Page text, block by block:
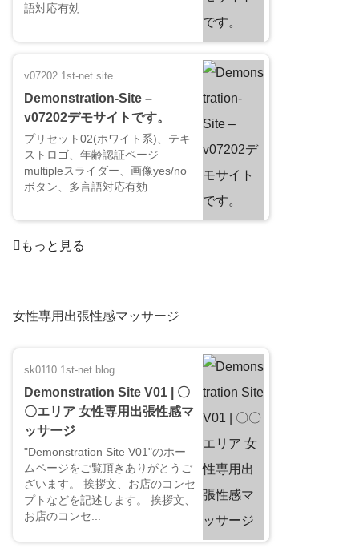
語対応有効
v07202.1st-net.site
Demonstration-Site –
v07202デモサイトです。
プリセット02(ホワイト系)、テキ
ストロゴ、年齢認証ページ
multipleスライダー、画像yes/no
ボタン、多言語対応有効
もっと見る
女性専用出張性感マッサージ
sk0110.1st-net.blog
Demonstration Site V01 | 〇
〇エリア 女性専用出張性感マ
ッサージ
"Demonstration Site V01"のホー
ムページをご覧頂きありがとうご
ざいます。 挨拶文、お店のコンセ
プトなどを記述します。 挨拶文、
お店のコンセ...